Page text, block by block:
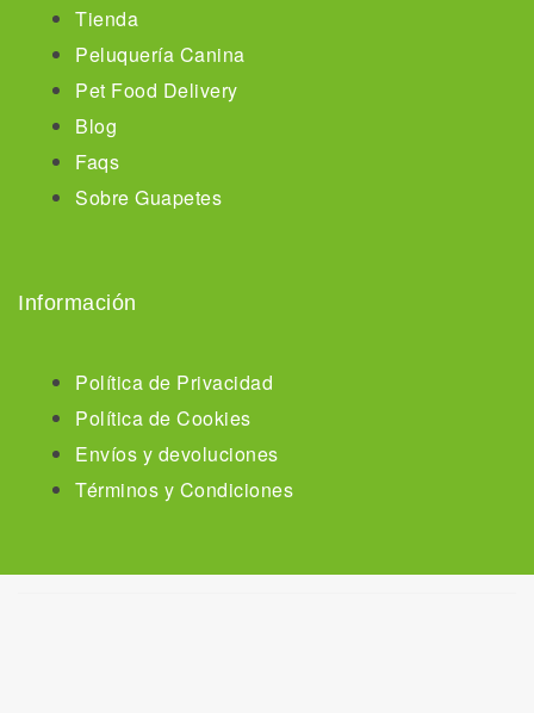
Tienda
Peluquería Canina
Pet Food Delivery
Blog
Faqs
Sobre Guapetes
Información
Política de Privacidad
Política de Cookies
Envíos y devoluciones
Términos y Condiciones